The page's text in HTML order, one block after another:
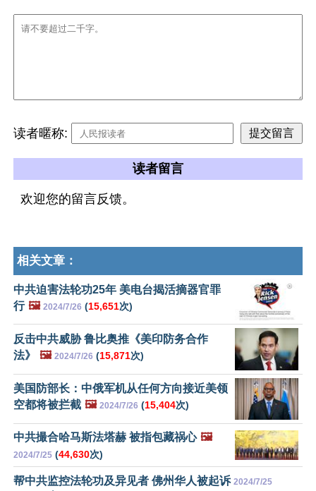
读者暱称:
读者留言
欢迎您的留言反馈。
相关文章：
中共迫害法轮功25年 美电台揭活摘器官罪
行 🖼️ 2024/7/26 (15,651次)
反击中共威胁 鲁比奥推《美印防务合作
法》
🖼️ 2024/7/26 (15,871次)
美国防部长：中俄军机从任何方向接近美领
空都将被拦截 🖼️ 2024/7/26 (15,404次)
中共撮合哈马斯法塔赫 被指包藏祸心 🖼️
2024/7/25 (44,630次)
帮中共监控法轮功及异见者 佛州华人被起诉 2024/7/25